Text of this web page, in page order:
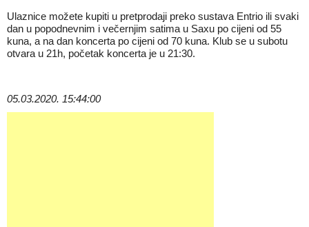
Ulaznice možete kupiti u pretprodaji preko sustava Entrio ili svaki
dan u popodnevnim i večernjim satima u Saxu po cijeni od 55
kuna, a na dan koncerta po cijeni od 70 kuna. Klub se u subotu
otvara u 21h, početak koncerta je u 21:30.
05.03.2020. 15:44:00